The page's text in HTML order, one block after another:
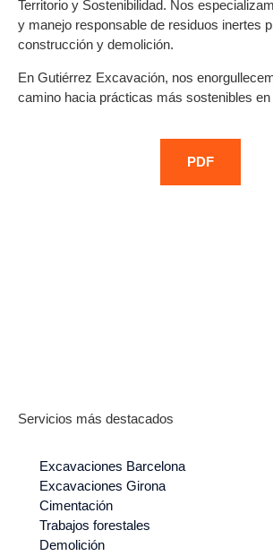
Territorio y Sostenibilidad. Nos
y manejo responsable de residuos inertes
construcción y demolición.
En Gutiérrez Excavación, nos
camino hacia prácticas más sostenibles en
PDF
Servicios más destacados
Excavaciones Barcelona
Excavaciones Girona
Cimentación
Trabajos forestales
Demolición